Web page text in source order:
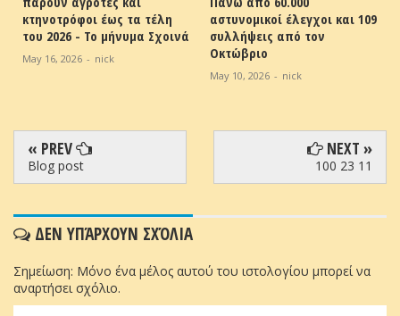
κτηνοτρόφοι έως τα τέλη
του 2026 - Το μήνυμα Σχοινά
May 16, 2026 - nick
αστυνομικοί έλεγχοι και 109
συλλήψεις από τον
Οκτώβριο
May 10, 2026 - nick
« PREV
Blog post
NEXT »
100 23 11
ΔΕΝ ΥΠΆΡΧΟΥΝ ΣΧΌΛΙΑ
Σημείωση: Μόνο ένα μέλος αυτού του ιστολογίου μπορεί να
αναρτήσει σχόλιο.